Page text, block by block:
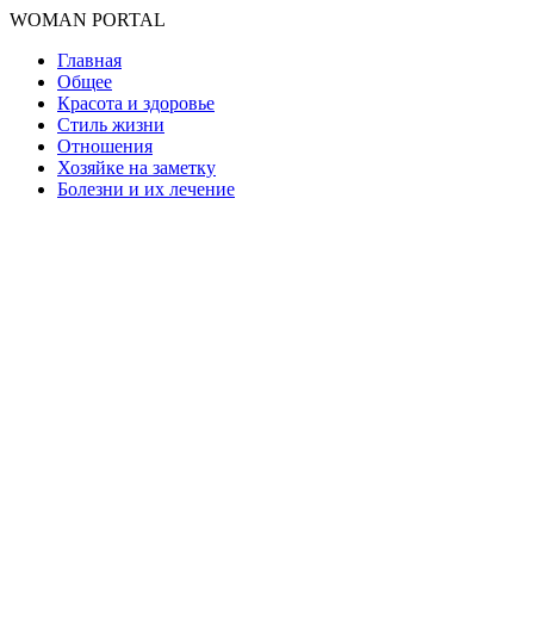
WOMAN PORTAL
Главная
Общее
Красота и здоровье
Стиль жизни
Отношения
Хозяйке на заметку
Болезни и их лечение